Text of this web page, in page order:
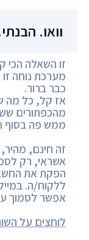
וואו.
זו השאלה הכי
מערכת נוחה
כבר ברור.
אז קל, כל מה
מהכפתורים
ממש פה בסוף
זה חינם,
אשראי, רק
הפקת את
ללקוח/ה.
אפשר לסמוך
לוחצים על